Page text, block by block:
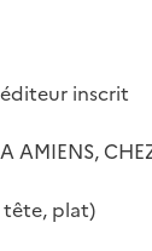
inscrit
tête, plat)